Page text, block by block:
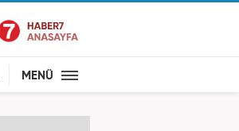
MENÜ